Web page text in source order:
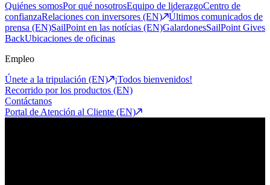
Quiénes somosPor qué nosotrosEquipo de liderazgoCentro de
confianzaRelaciones con inversores (EN)
Últimos comunicados de
prensa (EN)SailPoint en las notícias (EN)GalardonesSailPoint Gives
BackUbicaciones de oficinas
Empleo
Únete a la tripulación (EN)
¡Todos bienvenidos!
Recorrido por los productos (EN)
Contáctanos
Portal de Atención al Cliente (EN)